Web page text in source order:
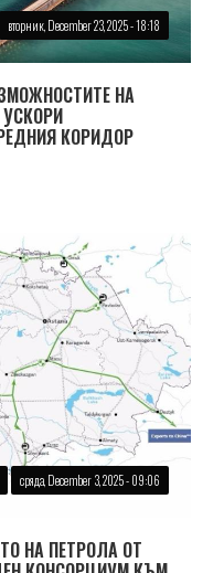
вторник, December 23, 2025 - 18:18
НА
КОРИДОР
сряда, December 3, 2025 - 09:06
НА ПЕТРОЛА ОТ